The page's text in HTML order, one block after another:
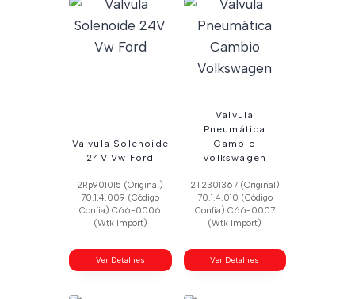
Valvula Solenoide
24V Vw Ford
2Rp901015 (Original)
70.1.4.009 (Código
Confia) C66-0006
(Wtk Import)
Ver Detalhes
Valvula
Pneumática
Cambio
Volkswagen
2T2301367 (Original)
70.1.4.010 (Código
Confia) C66-0007
(Wtk Import)
Ver Detalhes